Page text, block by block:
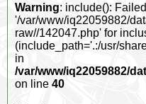
Warning: include():
'/var/www/iq22059882/
raw//142047.php' for
(include_path='.:/usr/
in
/var/www/iq22059882/
on line 40